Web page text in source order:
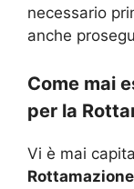
necessario
anche
Come mai
per la
Vi è mai